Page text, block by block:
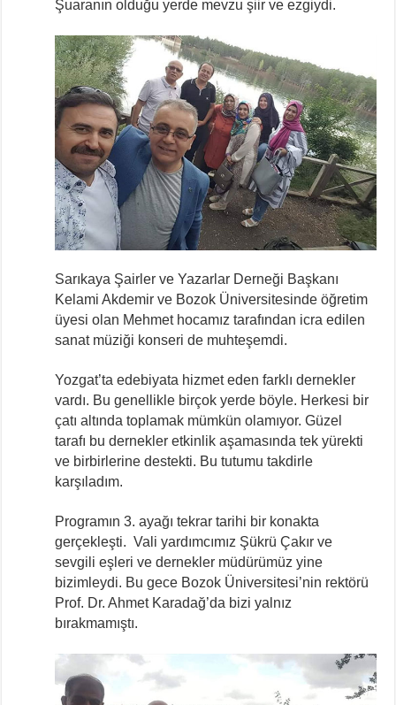
Şuaranın olduğu yerde mevzu şiir ve ezgiydi.
Sarıkaya Şairler ve Yazarlar Derneği Başkanı
Kelami Akdemir ve Bozok Üniversitesinde öğretim
üyesi olan Mehmet hocamız tarafından icra edilen
sanat müziği konseri de muhteşemdi.
Yozgat’ta edebiyata hizmet eden farklı dernekler
vardı. Bu genellikle birçok yerde böyle. Herkesi bir
çatı altında toplamak mümkün olamıyor. Güzel
tarafı bu dernekler etkinlik aşamasında tek yürekti
ve birbirlerine destekti. Bu tutumu takdirle
karşıladım.
Programın 3. ayağı tekrar tarihi bir konakta
gerçekleşti. Vali yardımcımız Şükrü Çakır ve
sevgili eşleri ve dernekler müdürümüz yine
bizimleydi. Bu gece Bozok Üniversitesi’nin rektörü
Prof. Dr. Ahmet Karadağ’da bizi yalnız
bırakmamıştı.